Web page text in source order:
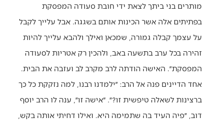
מותרים בני ביתך לצאת ידי חובת סעודה המפסקת
בפתיתים אלה אשר הכינות אותם בשגגה. אבל עלייך לקבל
על עצמך קבלה גמורה, שמכאן ואילך ולהבא עלייך להיות
זהירה בכל ערב בתשעה באב, ולהכין רק אטריות לסעודה
המפסקת״. האישה הודתה לרב מקרב לב ועזבה את הבית.
אחד הדיינים פנה אל הרב: ״ילמדנו רבנו, למה נזקקת כל כך
ברצינות לשאלה טיפשית זו?״. ״אישה זו״, ענה לו הרב יוסף
דוב, ״פיה העיד בה שתמימה היא. ואילו דחיתי אותה בקש,